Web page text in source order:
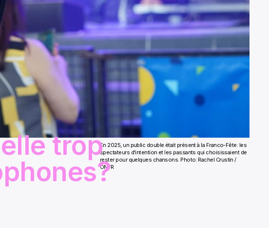
En 2025, un public double était présent à la Franco-Fête: les
spectateurs d'intention et les passants qui choisissaient de
rester pour quelques chansons. Photo: Rachel Crustin /
ONFR
trop